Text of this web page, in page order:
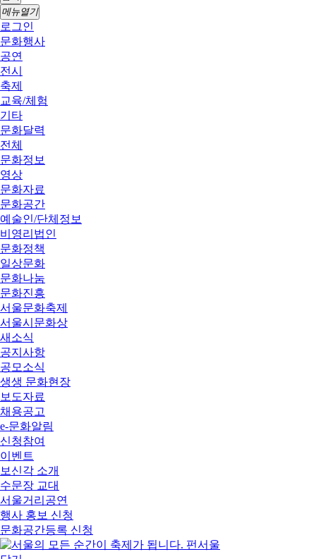
메뉴열기
로그인
문화행사
공연
전시
축제
교육/체험
기타
문화달력
전체
문화정보
영상
문화자료
문화공간
예술인/단체정보
비영리법인
문화정책
일상문화
문화나눔
문화진흥
서울문화축제
서울시문화상
새소식
공지사항
공모소식
생생 문화현장
보도자료
채용공고
e-문화알림
신청참여
이벤트
보신각 소개
수문장 교대
서울거리공연
행사 홍보 신청
문화공간등록 신청